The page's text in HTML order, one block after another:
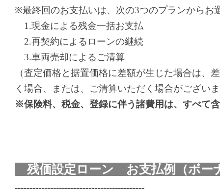
※最終回のお支払いは、次の3つのプランからお
1.現金による残金一括お支払
2.再契約によるローンの継続
3.車両売却によるご清算
（査定価格と据置価格に差額が生じた場合は、
く場合、または、ご清算いただく場合がござい
※保険料、税金、登録に伴う諸費用は、すべて
残価設定ローン お支払例（ボー
--------------------------------------------